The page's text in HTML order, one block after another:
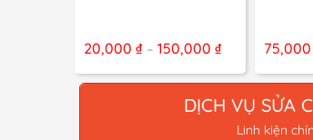
20,000 ₫ – 150,000 ₫Khoảng
từ
20,000 ₫
đến
150,000 ₫
DỊCH VỤ SỬA
Linh kiện